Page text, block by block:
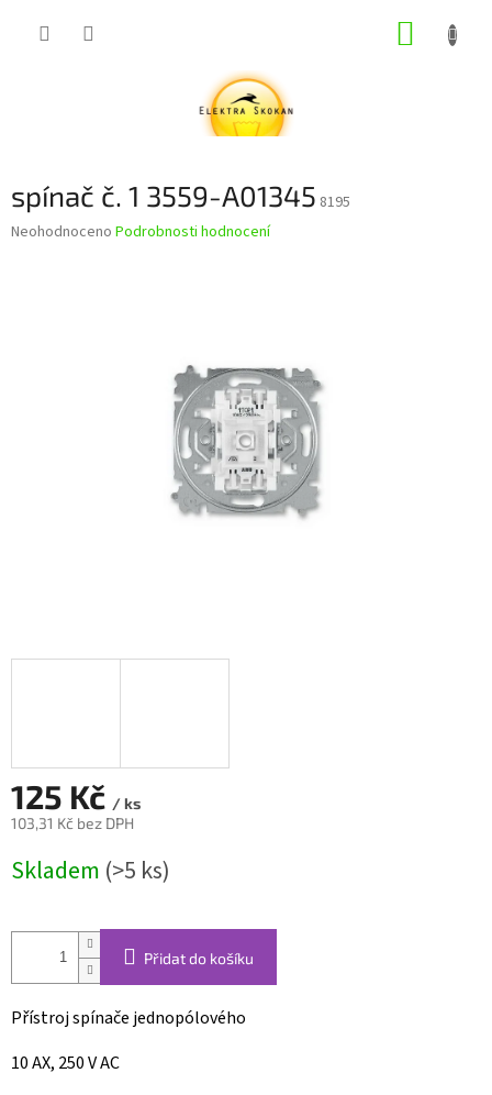
spínač č. 1 3559-A01345 8195
Průměrné
Neohodnoceno Podrobnosti hodnocení
125 Kč / ks
103,31 Kč bez DPH
cena:
Skladem (>5 ks)
Přidat do košíku
Přístroj spínače jednopólového
10 AX, 250 V AC